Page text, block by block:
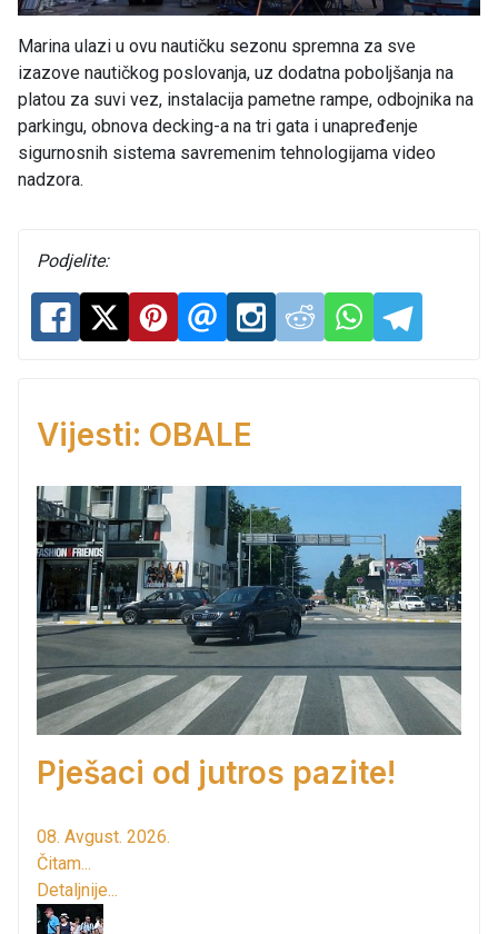
Marina ulazi u ovu nautičku sezonu spremna za sve
izazove nautičkog poslovanja, uz dodatna poboljšanja na
platou za suvi vez, instalacija pametne rampe, odbojnika na
parkingu, obnova decking-a na tri gata i unapređenje
sigurnosnih sistema savremenim tehnologijama video
nadzora.
Podjelite:
Vijesti: OBALE
Pješaci od jutros pazite!
08. Avgust. 2026.
Čitam...
Detaljnije...